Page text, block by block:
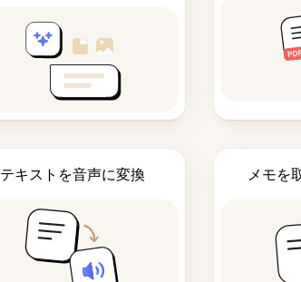
テキストを音声に変換 メモを